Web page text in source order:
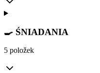
🍳 ŚNIADANIA
5 položek